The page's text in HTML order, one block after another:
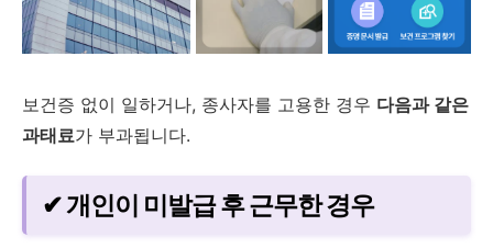
보건증 없이 일하거나, 종사자를 고용한 경우 다음과 같은
과태료가 부과됩니다.
✔ 개인이 미발급 후 근무한 경우